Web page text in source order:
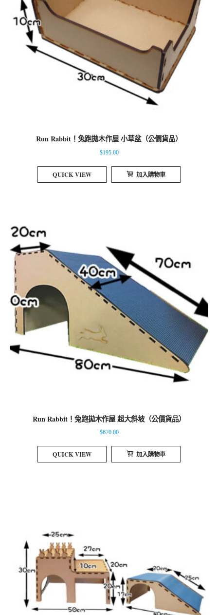
Run Rabbit！兔跑拋木作屋 小草盆（公價貨品）
$195.00
QUICK VIEW 加入購物車
Run Rabbit！兔跑拋木作屋 超大斜坡（公價貨品）
$670.00
QUICK VIEW 加入購物車